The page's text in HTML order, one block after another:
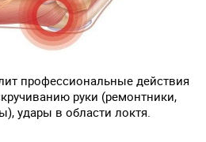
профессиональные действия
руки (ремонтники,
удары в области локтя.